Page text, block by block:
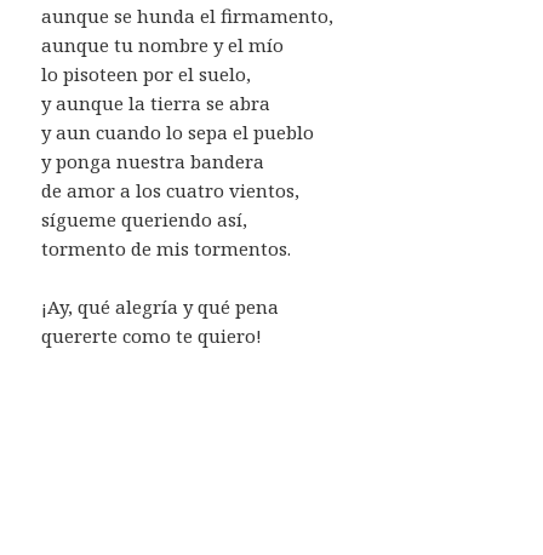
aunque se hunda el firmamento,
aunque tu nombre y el mío
lo pisoteen por el suelo,
y aunque la tierra se abra
y aun cuando lo sepa el pueblo
y ponga nuestra bandera
de amor a los cuatro vientos,
sígueme queriendo así,
tormento de mis tormentos.
¡Ay, qué alegría y qué pena
quererte como te quiero!